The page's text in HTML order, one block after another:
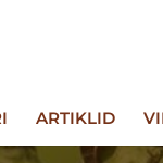
ARTIKLID